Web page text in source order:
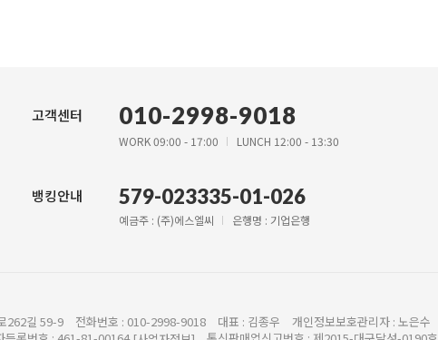
고객센터 010-2998-9018
WORK 09:00 - 17:00 LUNCH 12:00 - 13:30
뱅킹안내 579-023335-01-026
예금주 : (주)에스엘씨 은행명 : 기업은행
262길 59-9 전화번호 : 010-2998-9018 대표 : 김종우
개인정보보호관리자 : 노은수